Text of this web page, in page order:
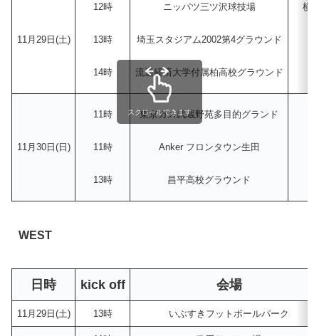
11月29日(土)
12時
13時
14時
ニッパツ三ツ沢球技場
埼玉スタジアム2002第4グラウンド
流通経済大学付属柏高校グラウンド
横
11月30日(日)
11時
11時
13時
東京ガス武蔵野苑多目的グランド
Anker フロンタウン生田
昌平高校グラウンド
スクロールできます
WEST
日時 kick off 会場
11月29日(土) 13時 いぶすきフットボールパーク